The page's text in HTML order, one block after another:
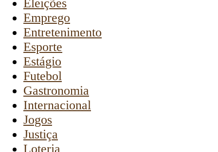
Eleições
Emprego
Entretenimento
Esporte
Estágio
Futebol
Gastronomia
Internacional
Jogos
Justiça
Loteria